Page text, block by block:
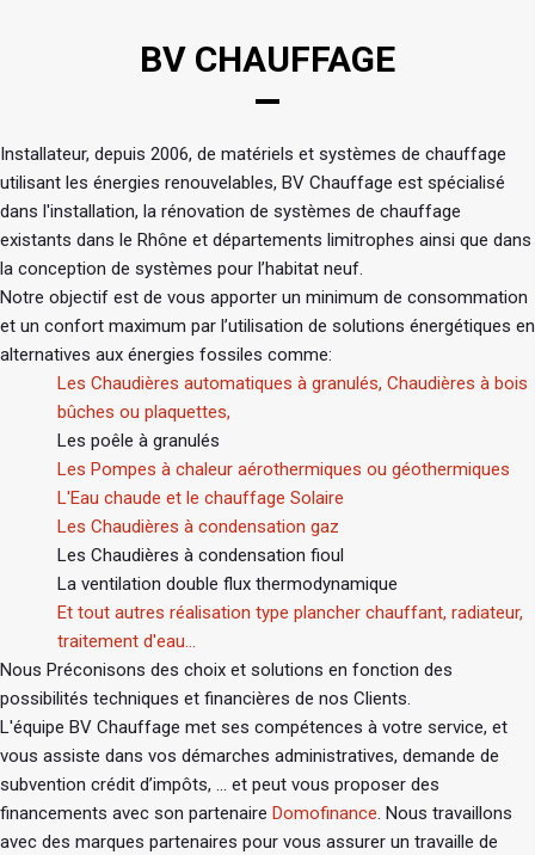
BV CHAUFFAGE
Installateur, depuis 2006, de matériels et systèmes de chauffage
utilisant les énergies renouvelables, BV Chauffage est spécialisé
dans l'installation, la rénovation de systèmes de chauffage
existants dans le Rhône et départements limitrophes ainsi que dans
la conception de systèmes pour l’habitat neuf.
Notre objectif est de vous apporter un minimum de consommation
et un confort maximum par l’utilisation de solutions énergétiques en
alternatives aux énergies fossiles comme:
Les Chaudières automatiques à granulés, Chaudières à bois
bûches ou plaquettes,
Les poêle à granulés
Les Pompes à chaleur aérothermiques ou géothermiques
L'Eau chaude et le chauffage Solaire
Les Chaudières à condensation gaz
Les Chaudières à condensation fioul
La ventilation double flux thermodynamique
Et tout autres réalisation type plancher chauffant, radiateur,
traitement d'eau...
Nous Préconisons des choix et solutions en fonction des
possibilités techniques et financières de nos Clients.
L'équipe BV Chauffage met ses compétences à votre service, et
vous assiste dans vos démarches administratives, demande de
subvention crédit d’impôts, ... et peut vous proposer des
financements avec son partenaire Domofinance. Nous travaillons
avec des marques partenaires pour vous assurer un travaille de